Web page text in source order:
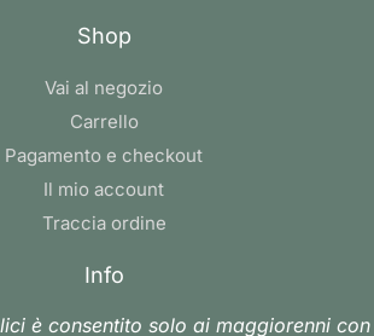
Shop
Vai al negozio
Carrello
Pagamento e checkout
Il mio account
Traccia ordine
Info
è consentito solo ai maggiorenni con